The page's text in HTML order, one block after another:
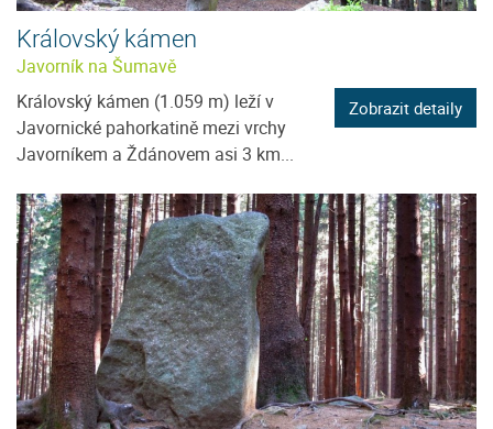
Královský kámen
Javorník na Šumavě
Královský kámen (1.059 m) leží v
Javornické pahorkatině mezi vrchy
Javorníkem a Ždánovem asi 3 km...
Zobrazit detaily